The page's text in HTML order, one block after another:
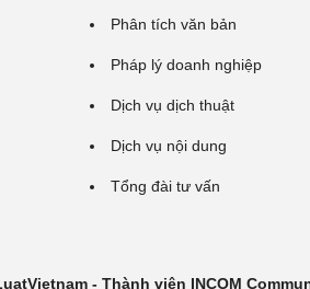
Phân tích văn bản
Pháp lý doanh nghiệp
Dịch vụ dịch thuật
Dịch vụ nội dung
Tổng đài tư vấn
- Thành viên INCOM